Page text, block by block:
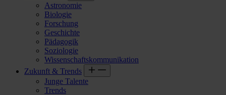
Astronomie
Biologie
Forschung
Geschichte
Pädagogik
Soziologie
Wissenschaftskommunikation
Zukunft & Trends
Junge Talente
Trends